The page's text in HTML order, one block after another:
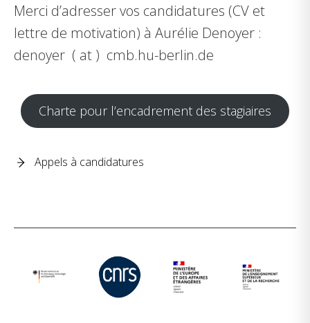
Merci d’adresser vos candidatures (CV et
lettre de motivation) à Aurélie Denoyer :
denoyer ( at ) cmb.hu-berlin.de
Charte pour l’encadrement des stagiaires
Appels à candidatures